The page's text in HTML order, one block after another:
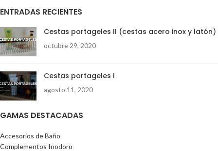
ENTRADAS RECIENTES
Cestas portageles II (cestas acero inox y latón)
octubre 29, 2020
Cestas portageles I
agosto 11, 2020
GAMAS DESTACADAS
Accesorios de Baño
Complementos Inodoro